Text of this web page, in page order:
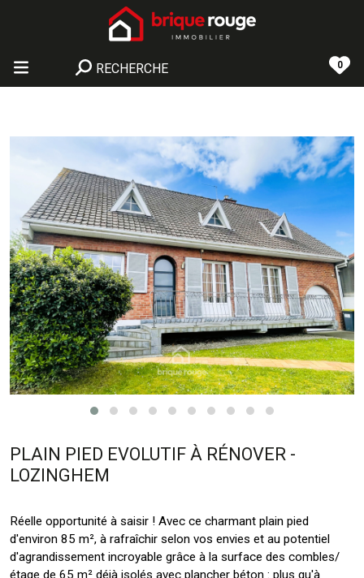
RECHERCHE 0
PLAIN PIED EVOLUTIF À RÉNOVER -
LOZINGHEM
Réelle opportunité à saisir ! Avec ce charmant plain pied
d'environ 85 m², à rafraîchir selon vos envies et au potentiel
d'agrandissement incroyable grâce à la surface des combles/
étage de 65 m² déjà isolés avec plancher béton : plus qu'à